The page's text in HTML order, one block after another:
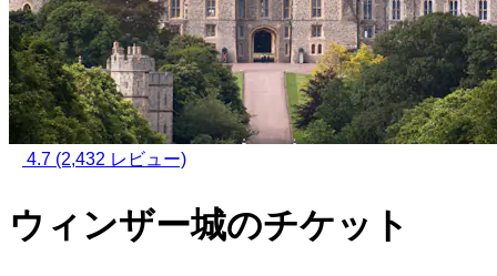
4.7 (2,432 レビュー)
ウィンザー城のチケット